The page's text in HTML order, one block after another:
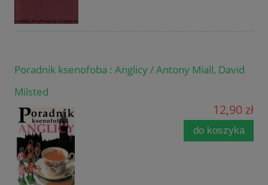
Poradnik ksenofoba : Anglicy / Antony Miall, David
Milsted
12,90 zł
do koszyka